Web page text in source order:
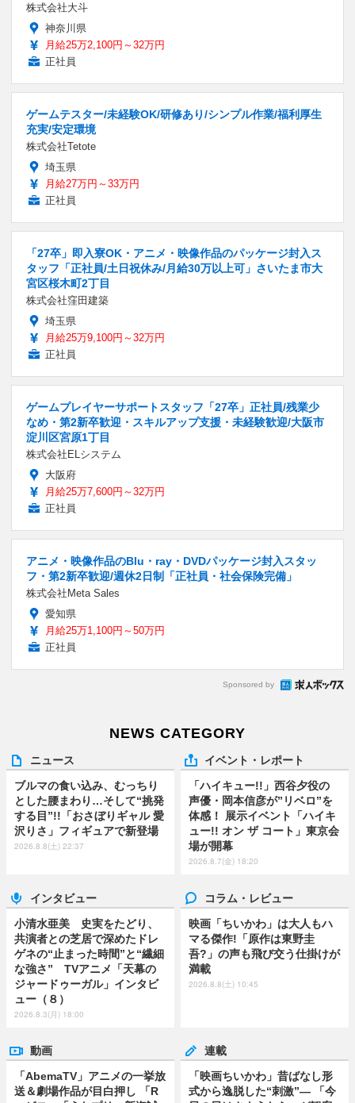
株式会社大斗
神奈川県
月給25万2,100円～32万円
正社員
ゲームテスター/未経験OK/研修あり/シンプル作業/福利厚生
充実/安定環境
株式会社Tetote
埼玉県
月給27万円～33万円
正社員
「27卒」即入寮OK・アニメ・映像作品のパッケージ封入ス
タッフ「正社員/土日祝休み/月給30万以上可」さいたま市大
宮区桜木町2丁目
株式会社窪田建築
埼玉県
月給25万9,100円～32万円
正社員
ゲームプレイヤーサポートスタッフ「27卒」正社員/残業少
なめ・第2新卒歓迎・スキルアップ支援・未経験歓迎/大阪市
淀川区宮原1丁目
株式会社ELシステム
大阪府
月給25万7,600円～32万円
正社員
アニメ・映像作品のBlu・ray・DVDパッケージ封入スタッ
フ・第2新卒歓迎/週休2日制「正社員・社会保険完備」
株式会社Meta Sales
愛知県
月給25万1,100円～50万円
正社員
Sponsored by
NEWS CATEGORY
ニュース
ブルマの食い込み、むっちり
とした腰まわり…そして“挑発
する目”!!「おさぼりギャル 愛
沢りさ」フィギュアで新登場
2026.8.8(土) 22:37
イベント・レポート
「ハイキュー!!」西谷夕役の
声優・岡本信彦が”リベロ”を
体感！ 展示イベント「ハイキ
ュー!! オン ザ コート」東京会
場が開幕
2026.8.7(金) 18:20
インタビュー
小清水亜美 史実をたどり、
共演者との芝居で深めたドレ
ゲネの“止まった時間”と“繊細
な強さ” TVアニメ「天幕の
ジャードゥーガル」インタビ
ュー（８）
2026.8.3(月) 18:00
コラム・レビュー
映画「ちいかわ」は大人もハ
マる傑作!「原作は東野圭
吾?」の声も飛び交う仕掛けが
満載
2026.8.8(土) 10:45
動画
「AbemaTV」アニメの一挙放
送＆劇場作品が目白押し 「R
連載
「映画ちいかわ」昔ばなし形
式から逸脱した“刺激”― 「今